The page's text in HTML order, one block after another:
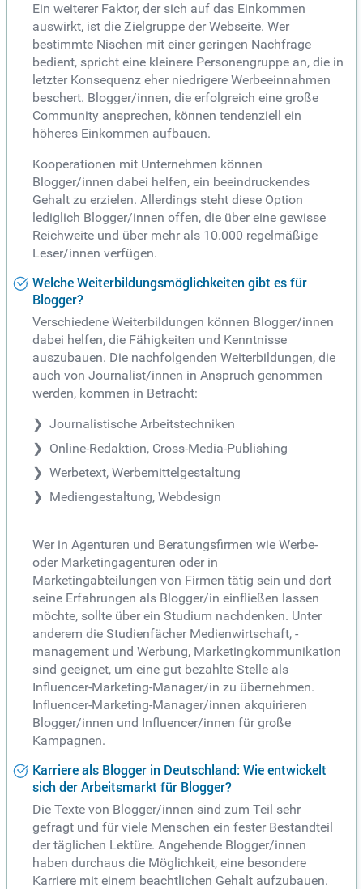
Ein weiterer Faktor, der sich auf das Einkommen
auswirkt, ist die Zielgruppe der Webseite. Wer
bestimmte Nischen mit einer geringen Nachfrage
bedient, spricht eine kleinere Personengruppe an, die in
letzter Konsequenz eher niedrigere Werbeeinnahmen
beschert. Blogger/innen, die erfolgreich eine große
Community ansprechen, können tendenziell ein
höheres Einkommen aufbauen.
Kooperationen mit Unternehmen können
Blogger/innen dabei helfen, ein beeindruckendes
Gehalt zu erzielen. Allerdings steht diese Option
lediglich Blogger/innen offen, die über eine gewisse
Reichweite und über mehr als 10.000 regelmäßige
Leser/innen verfügen.
Welche Weiterbildungsmöglichkeiten gibt es für
Blogger?
Verschiedene Weiterbildungen können Blogger/innen
dabei helfen, die Fähigkeiten und Kenntnisse
auszubauen. Die nachfolgenden Weiterbildungen, die
auch von Journalist/innen in Anspruch genommen
werden, kommen in Betracht:
Journalistische Arbeitstechniken
Online-Redaktion, Cross-Media-Publishing
Werbetext, Werbemittelgestaltung
Mediengestaltung, Webdesign
Wer in Agenturen und Beratungsfirmen wie Werbe-
oder Marketingagenturen oder in
Marketingabteilungen von Firmen tätig sein und dort
seine Erfahrungen als Blogger/in einfließen lassen
möchte, sollte über ein Studium nachdenken. Unter
anderem die Studienfächer Medienwirtschaft, -
management und Werbung, Marketingkommunikation
sind geeignet, um eine gut bezahlte Stelle als
Influencer-Marketing-Manager/in zu übernehmen.
Influencer-Marketing-Manager/innen akquirieren
Blogger/innen und Influencer/innen für große
Kampagnen.
Karriere als Blogger in Deutschland: Wie entwickelt
sich der Arbeitsmarkt für Blogger?
Die Texte von Blogger/innen sind zum Teil sehr
gefragt und für viele Menschen ein fester Bestandteil
der täglichen Lektüre. Angehende Blogger/innen
haben durchaus die Möglichkeit, eine besondere
Karriere mit einem beachtlichen Gehalt aufzubauen.